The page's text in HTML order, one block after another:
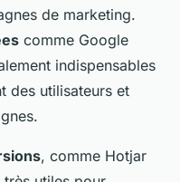
de marketing.
comme Google
indispensables
des utilisateurs et
, comme Hotjar